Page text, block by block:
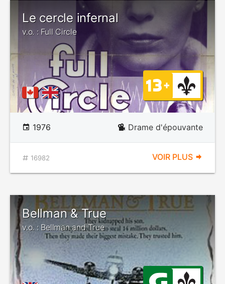
Le cercle infernal
v.o. : Full Circle
1976 Drame d'épouvante
16982 VOIR PLUS
Bellman & True
v.o. : Bellman and True